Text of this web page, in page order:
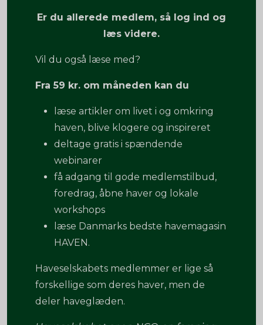
Er du allerede medlem, så log ind og
læs videre.
Vil du også læse med?
Fra 59 kr. om måneden kan du
læse artikler om livet i og omkring
haven, blive klogere og inspireret
deltage gratis i spændende
webinarer
få adgang til gode medlemstilbud,
foredrag, åbne haver og lokale
workshops
læse Danmarks bedste havemagasin
HAVEN.
Haveselskabets medlemmer er lige så
forskellige som deres haver, men de
deler haveglæden.